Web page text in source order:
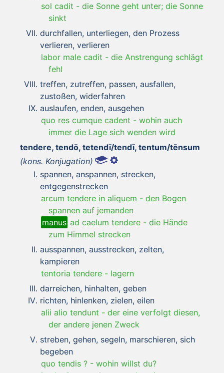
sol cadit - die Sonne geht unter; die Sonne
sinkt
durchfallen, unterliegen, den Prozess
verlieren, verlieren
labor male cadit - die Anstrengung schlägt
fehl
treffen, zutreffen, passen, ausfallen,
zustoßen, widerfahren
auslaufen, enden, ausgehen
quo res cumque cadent - wohin auch
immer die Lage sich wenden wird
tendere, tendō, tetendī/tendī, tentum/tēnsum
(kons. Konjugation)
spannen, anspannen, strecken,
entgegenstrecken
arcum tendere in aliquem - den Bogen
spannen auf jemanden
manus ad caelum tendere - die Hände
zum Himmel strecken
ausspannen, ausstrecken, zelten,
kampieren
tentoria tendere - lagern
darreichen, hinhalten, geben
richten, hinlenken, zielen, eilen
alii alio tendunt - der eine verfolgt diesen,
der andere jenen Zweck
streben, gehen, segeln, marschieren, sich
begeben
quo tendis ? - wohin willst du?